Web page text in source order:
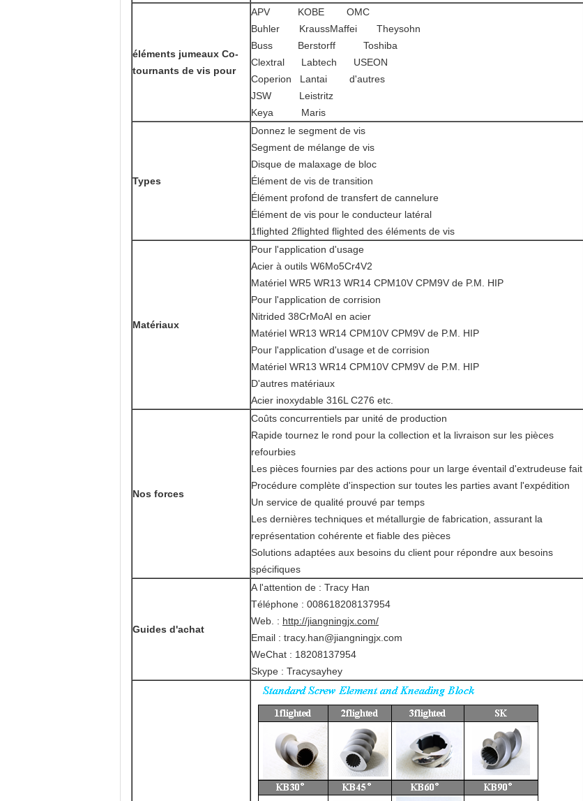
éléments jumeaux Co-
tournants de vis pour
APV KOBE OMC
Buhler KraussMaffei Theysohn
Buss Berstorff Toshiba
Clextral Labtech USEON
Coperion Lantai d'autres
JSW Leistritz
Keya Maris
Types
Donnez le segment de vis
Segment de mélange de vis
Disque de malaxage de bloc
Élément de vis de transition
Élément profond de transfert de cannelure
Élément de vis pour le conducteur latéral
1flighted 2flighted flighted des éléments de vis
Matériaux
Pour l'application d'usage
Acier à outils W6Mo5Cr4V2
Matériel WR5 WR13 WR14 CPM10V CPM9V de P.M. HIP
Pour l'application de corrision
Nitrided 38CrMoAI en acier
Matériel WR13 WR14 CPM10V CPM9V de P.M. HIP
Pour l'application d'usage et de corrision
Matériel WR13 WR14 CPM10V CPM9V de P.M. HIP
D'autres matériaux
Acier inoxydable 316L C276 etc.
Nos forces
Coûts concurrentiels par unité de production
Rapide tournez le rond pour la collection et la livraison sur les pièces
refourbies
Les pièces fournies par des actions pour un large éventail d'extrudeuse fait
Procédure complète d'inspection sur toutes les parties avant l'expédition
Un service de qualité prouvé par temps
Les dernières techniques et métallurgie de fabrication, assurant la
représentation cohérente et fiable des pièces
Solutions adaptées aux besoins du client pour répondre aux besoins
spécifiques
Guides d'achat
A l'attention de : Tracy Han
Téléphone : 008618208137954
Web. : http://jiangningjx.com/
Email : tracy.han@jiangningjx.com
WeChat : 18208137954
Skype : Tracysayhey